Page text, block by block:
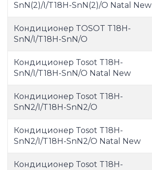
SnN(2)/I/T18H-SnN(2)/O Natal New
Кондиционер TOSOT T18H-
SnN/I/T18H-SnN/O
Кондиционер Tosot T18H-
SnN/I/T18H-SnN/O Natal New
Кондиционер Tosot T18H-
SnN2/I/T18H-SnN2/O
Кондиционер Tosot T18H-
SnN2/I/T18H-SnN2/O Natal New
Кондиционер Tosot T18H-